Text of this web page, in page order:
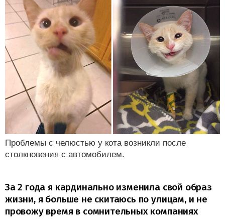
Проблемы с челюстью у кота возникли после
столкновения с автомобилем.
За 2 года я кардинально изменила свой образ
жизни, я больше не скитаюсь по улицам, и не
провожу время в сомнительных компаниях